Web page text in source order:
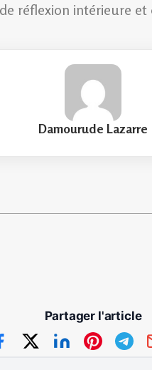
réflexion intérieure et
Damourude Lazarre
Partager l'article